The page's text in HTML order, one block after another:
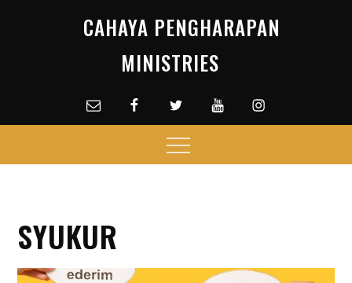
CAHAYA PENGHARAPAN
MINISTRIES
Email facebookTwitterYoutubeInstagram
Menu
SYUKUR